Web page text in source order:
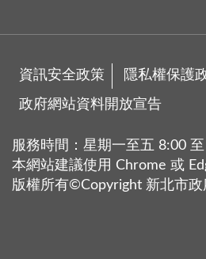
資訊安全政策 隱私權保護
政府網站資料開放宣告
服務時間：星期一至五 8:00
本網站建議使用 Chrome 或
版權所有©Copyright 新北市政